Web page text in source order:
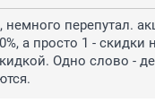
немного перепутал.
а просто 1 -
Одно слово -